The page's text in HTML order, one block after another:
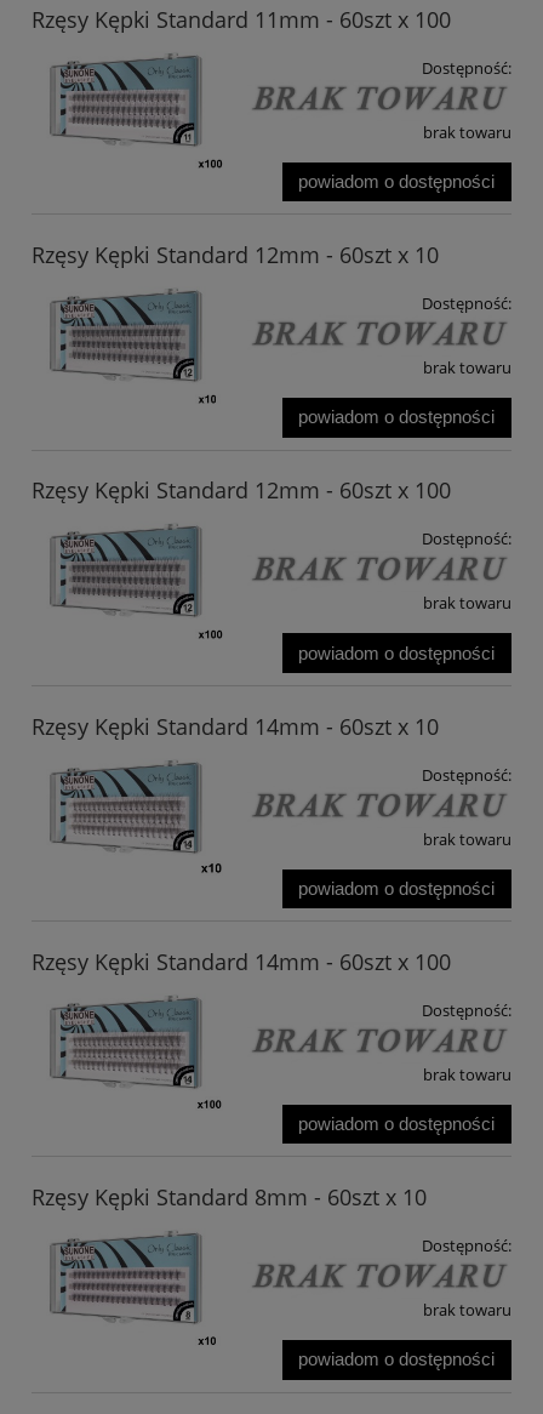
Rzęsy Kępki Standard 11mm - 60szt x 100
Dostępność:
brak towaru
powiadom o dostępności
Rzęsy Kępki Standard 12mm - 60szt x 10
Dostępność:
brak towaru
powiadom o dostępności
Rzęsy Kępki Standard 12mm - 60szt x 100
Dostępność:
brak towaru
powiadom o dostępności
Rzęsy Kępki Standard 14mm - 60szt x 10
Dostępność:
brak towaru
powiadom o dostępności
Rzęsy Kępki Standard 14mm - 60szt x 100
Dostępność:
brak towaru
powiadom o dostępności
Rzęsy Kępki Standard 8mm - 60szt x 10
Dostępność:
brak towaru
powiadom o dostępności